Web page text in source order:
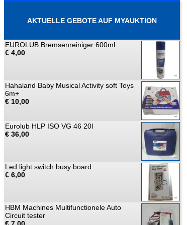
AKTUELLE GEBOTE AUF MYAUKTION
EUROLUB Bremsenreiniger 600ml
€ 4,00
Hahaland Baby Musical Activity soft Toys
6m+
€ 10,00
Eurolub HLP ISO VG 46 20l
€ 36,00
Led light switch busy board
€ 6,00
HBM Machines Multifunctionele Auto
Circuit tester